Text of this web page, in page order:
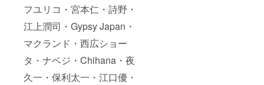
フユリコ・宮本仁・詩野・
江上潤司・Gypsy Japan・
マクランド・西広ショー
タ・ナベジ・Chihana・夜
久一・保利太一・江口優・